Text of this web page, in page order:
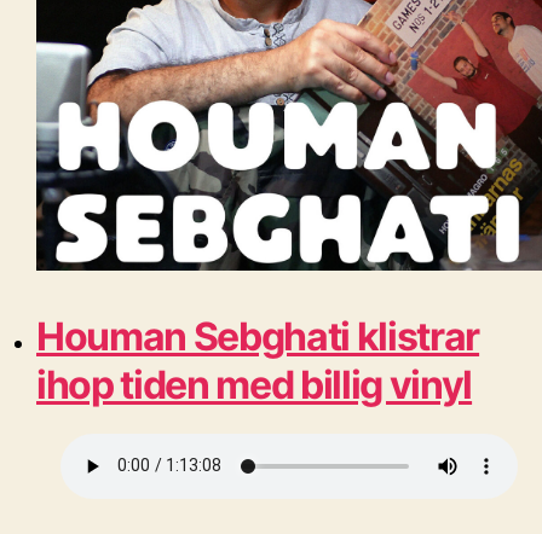
Houman Sebghati klistrar
ihop tiden med billig vinyl